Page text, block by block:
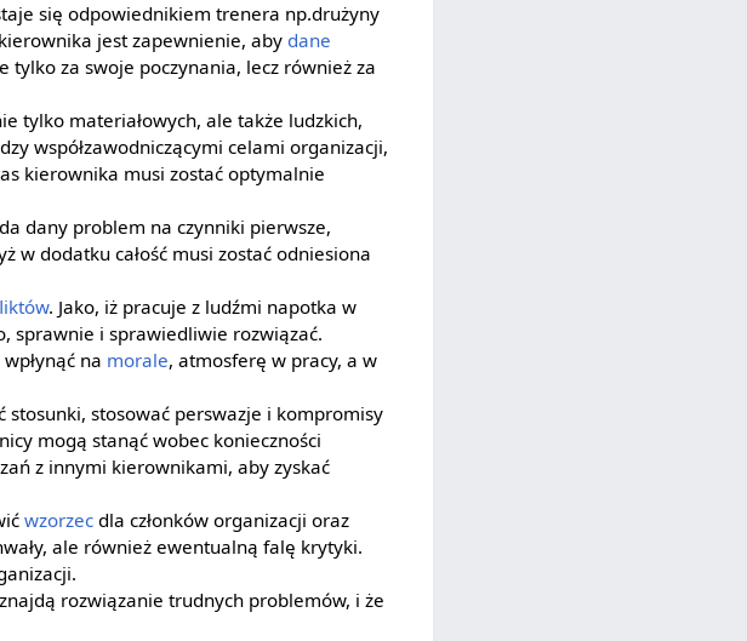
się odpowiednikiem trenera np.drużyny
jest zapewnienie, aby dane
za swoje poczynania, lecz również za
tylko materiałowych, ale także ludzkich,
współzawodniczącymi celami organizacji,
kierownika musi zostać optymalnie
dany problem na czynniki pierwsze,
w dodatku całość musi zostać odniesiona
. Jako, iż pracuje z ludźmi napotka w
sprawnie i sprawiedliwie rozwiązać.
na morale, atmosferę w pracy, a w
stosunki, stosować perswazje i kompromisy
mogą stanąć wobec konieczności
z innymi kierownikami, aby zyskać
wzorzecdla członków organizacji oraz
ale również ewentualną falę krytyki.
rozwiązanie trudnych problemów, i że